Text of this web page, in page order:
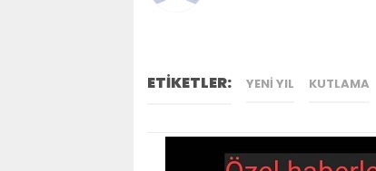
ETİKETLER: YENI YIL KUTLAMA